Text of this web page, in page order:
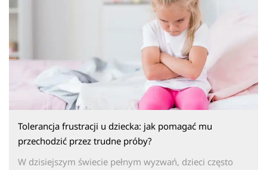
Tolerancja frustracji u dziecka: jak pomagać mu
przechodzić przez trudne próby?
W dzisiejszym świecie pełnym wyzwań, dzieci często